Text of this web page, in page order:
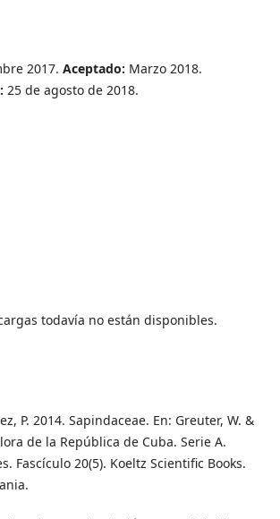
2017. Aceptado: Marzo 2018.
25 de agosto de 2018.
todavía no están disponibles.
P. 2014. Sapindaceae. En: Greuter, W. &
de la República de Cuba. Serie A.
Fascículo 20(5). Koeltz Scientific Books.